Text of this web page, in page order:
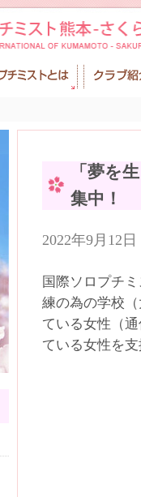
「夢を
集中！
2022年9月12
国際ソロプチ
練の為の学校
ている女性（
ている女性を